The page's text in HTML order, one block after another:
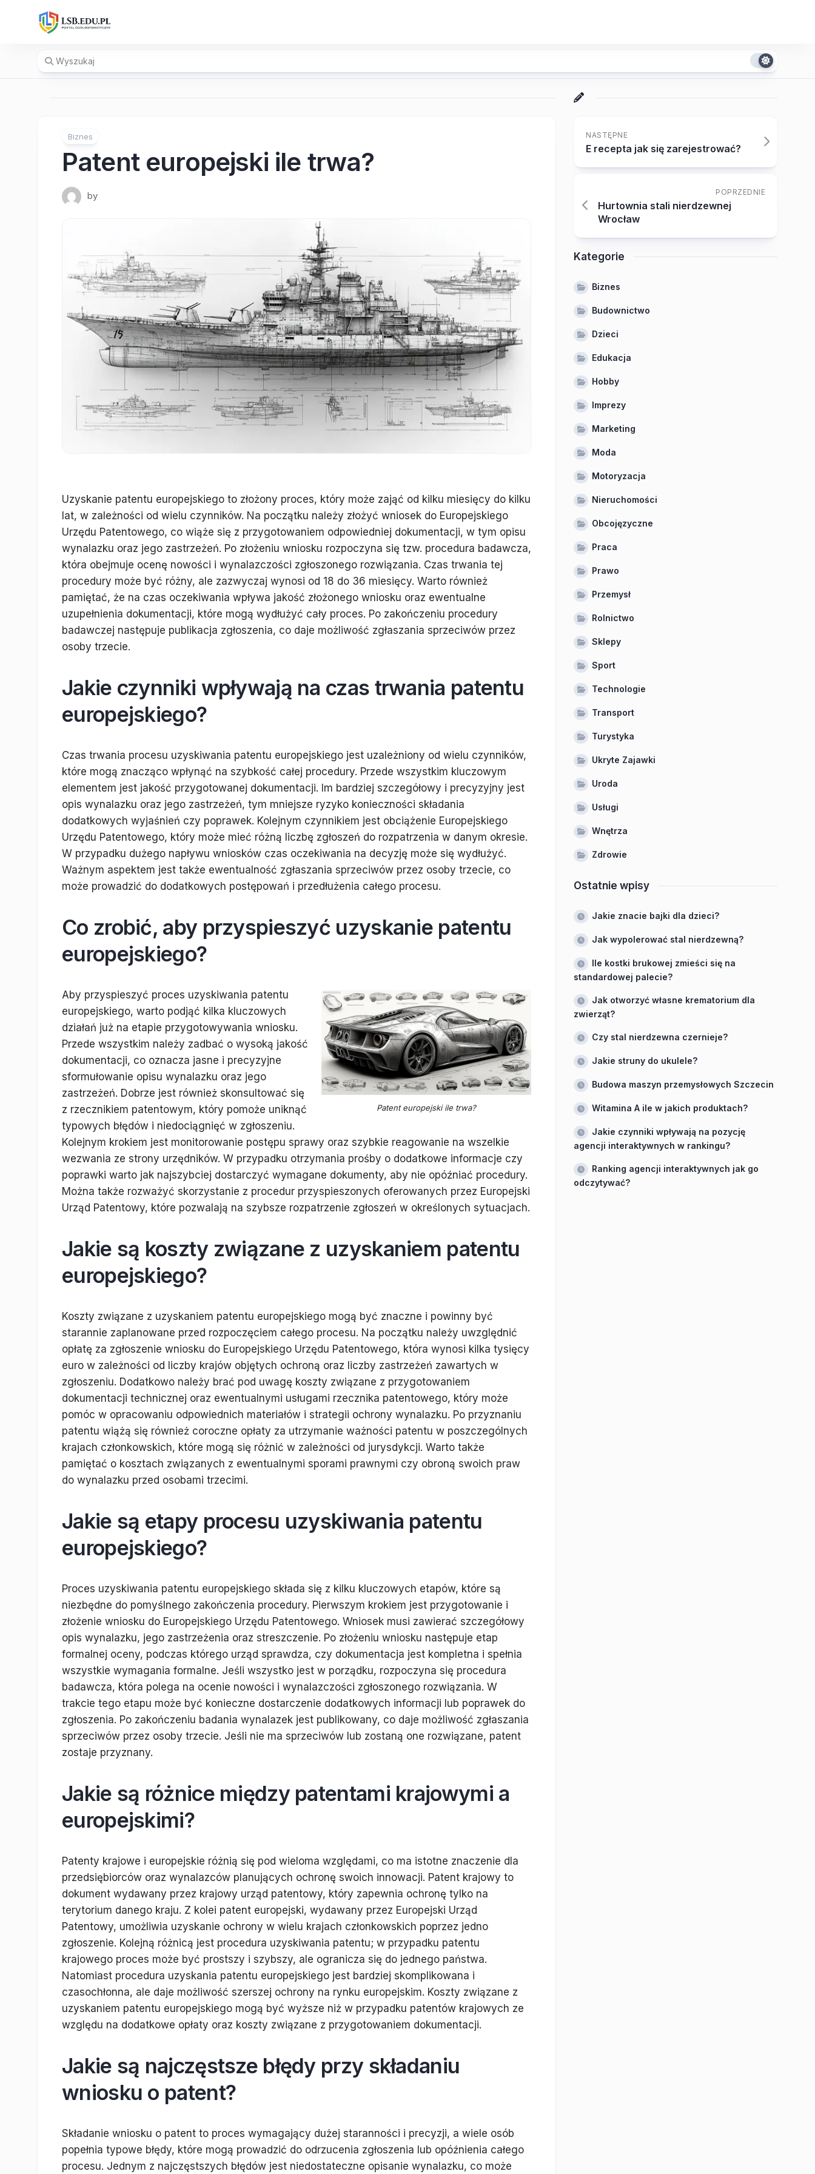
Biznes
Patent europejski ile trwa?
by
Uzyskanie patentu europejskiego to złożony proces, który może zająć od kilku miesięcy do kilku
lat, w zależności od wielu czynników. Na początku należy złożyć wniosek do Europejskiego
Urzędu Patentowego, co wiąże się z przygotowaniem odpowiedniej dokumentacji, w tym opisu
wynalazku oraz jego zastrzeżeń. Po złożeniu wniosku rozpoczyna się tzw. procedura badawcza,
która obejmuje ocenę nowości i wynalazczości zgłoszonego rozwiązania. Czas trwania tej
procedury może być różny, ale zazwyczaj wynosi od 18 do 36 miesięcy. Warto również
pamiętać, że na czas oczekiwania wpływa jakość złożonego wniosku oraz ewentualne
uzupełnienia dokumentacji, które mogą wydłużyć cały proces. Po zakończeniu procedury
badawczej następuje publikacja zgłoszenia, co daje możliwość zgłaszania sprzeciwów przez
osoby trzecie.
Jakie czynniki wpływają na czas trwania patentu
europejskiego?
Czas trwania procesu uzyskiwania patentu europejskiego jest uzależniony od wielu czynników,
które mogą znacząco wpłynąć na szybkość całej procedury. Przede wszystkim kluczowym
elementem jest jakość przygotowanej dokumentacji. Im bardziej szczegółowy i precyzyjny jest
opis wynalazku oraz jego zastrzeżeń, tym mniejsze ryzyko konieczności składania
dodatkowych wyjaśnień czy poprawek. Kolejnym czynnikiem jest obciążenie Europejskiego
Urzędu Patentowego, który może mieć różną liczbę zgłoszeń do rozpatrzenia w danym okresie.
W przypadku dużego napływu wniosków czas oczekiwania na decyzję może się wydłużyć.
Ważnym aspektem jest także ewentualność zgłaszania sprzeciwów przez osoby trzecie, co
może prowadzić do dodatkowych postępowań i przedłużenia całego procesu.
Co zrobić, aby przyspieszyć uzyskanie patentu
europejskiego?
Patent europejski ile trwa?
Aby przyspieszyć proces uzyskiwania patentu
europejskiego, warto podjąć kilka kluczowych
działań już na etapie przygotowywania wniosku.
Przede wszystkim należy zadbać o wysoką jakość
dokumentacji, co oznacza jasne i precyzyjne
sformułowanie opisu wynalazku oraz jego
zastrzeżeń. Dobrze jest również skonsultować się
z rzecznikiem patentowym, który pomoże uniknąć
typowych błędów i niedociągnięć w zgłoszeniu.
Kolejnym krokiem jest monitorowanie postępu sprawy oraz szybkie reagowanie na wszelkie
wezwania ze strony urzędników. W przypadku otrzymania prośby o dodatkowe informacje czy
poprawki warto jak najszybciej dostarczyć wymagane dokumenty, aby nie opóźniać procedury.
Można także rozważyć skorzystanie z procedur przyspieszonych oferowanych przez Europejski
Urząd Patentowy, które pozwalają na szybsze rozpatrzenie zgłoszeń w określonych sytuacjach.
Jakie są koszty związane z uzyskaniem patentu
europejskiego?
Koszty związane z uzyskaniem patentu europejskiego mogą być znaczne i powinny być
starannie zaplanowane przed rozpoczęciem całego procesu. Na początku należy uwzględnić
opłatę za zgłoszenie wniosku do Europejskiego Urzędu Patentowego, która wynosi kilka tysięcy
euro w zależności od liczby krajów objętych ochroną oraz liczby zastrzeżeń zawartych w
zgłoszeniu. Dodatkowo należy brać pod uwagę koszty związane z przygotowaniem
dokumentacji technicznej oraz ewentualnymi usługami rzecznika patentowego, który może
pomóc w opracowaniu odpowiednich materiałów i strategii ochrony wynalazku. Po przyznaniu
patentu wiążą się również coroczne opłaty za utrzymanie ważności patentu w poszczególnych
krajach członkowskich, które mogą się różnić w zależności od jurysdykcji. Warto także
pamiętać o kosztach związanych z ewentualnymi sporami prawnymi czy obroną swoich praw
do wynalazku przed osobami trzecimi.
Jakie są etapy procesu uzyskiwania patentu
europejskiego?
Proces uzyskiwania patentu europejskiego składa się z kilku kluczowych etapów, które są
niezbędne do pomyślnego zakończenia procedury. Pierwszym krokiem jest przygotowanie i
złożenie wniosku do Europejskiego Urzędu Patentowego. Wniosek musi zawierać szczegółowy
opis wynalazku, jego zastrzeżenia oraz streszczenie. Po złożeniu wniosku następuje etap
formalnej oceny, podczas którego urząd sprawdza, czy dokumentacja jest kompletna i spełnia
wszystkie wymagania formalne. Jeśli wszystko jest w porządku, rozpoczyna się procedura
badawcza, która polega na ocenie nowości i wynalazczości zgłoszonego rozwiązania. W
trakcie tego etapu może być konieczne dostarczenie dodatkowych informacji lub poprawek do
zgłoszenia. Po zakończeniu badania wynalazek jest publikowany, co daje możliwość zgłaszania
sprzeciwów przez osoby trzecie. Jeśli nie ma sprzeciwów lub zostaną one rozwiązane, patent
zostaje przyznany.
Jakie są różnice między patentami krajowymi a
europejskimi?
Patenty krajowe i europejskie różnią się pod wieloma względami, co ma istotne znaczenie dla
przedsiębiorców oraz wynalazców planujących ochronę swoich innowacji. Patent krajowy to
dokument wydawany przez krajowy urząd patentowy, który zapewnia ochronę tylko na
terytorium danego kraju. Z kolei patent europejski, wydawany przez Europejski Urząd
Patentowy, umożliwia uzyskanie ochrony w wielu krajach członkowskich poprzez jedno
zgłoszenie. Kolejną różnicą jest procedura uzyskiwania patentu; w przypadku patentu
krajowego proces może być prostszy i szybszy, ale ogranicza się do jednego państwa.
Natomiast procedura uzyskania patentu europejskiego jest bardziej skomplikowana i
czasochłonna, ale daje możliwość szerszej ochrony na rynku europejskim. Koszty związane z
uzyskaniem patentu europejskiego mogą być wyższe niż w przypadku patentów krajowych ze
względu na dodatkowe opłaty oraz koszty związane z przygotowaniem dokumentacji.
Jakie są najczęstsze błędy przy składaniu
wniosku o patent?
Składanie wniosku o patent to proces wymagający dużej staranności i precyzji, a wiele osób
popełnia typowe błędy, które mogą prowadzić do odrzucenia zgłoszenia lub opóźnienia całego
procesu. Jednym z najczęstszych błędów jest niedostateczne opisanie wynalazku, co może
NASTĘPNE
E recepta jak się zarejestrować?
POPRZEDNIE
Hurtownia stali nierdzewnej
Wrocław
Kategorie
Biznes
Budownictwo
Dzieci
Edukacja
Hobby
Imprezy
Marketing
Moda
Motoryzacja
Nieruchomości
Obcojęzyczne
Praca
Prawo
Przemysł
Rolnictwo
Sklepy
Sport
Technologie
Transport
Turystyka
Ukryte Zajawki
Uroda
Usługi
Wnętrza
Zdrowie
Ostatnie wpisy
Jakie znacie bajki dla dzieci?
Jak wypolerować stal nierdzewną?
Ile kostki brukowej zmieści się na
standardowej palecie?
Jak otworzyć własne krematorium dla
zwierząt?
Czy stal nierdzewna czernieje?
Jakie struny do ukulele?
Budowa maszyn przemysłowych Szczecin
Witamina A ile w jakich produktach?
Jakie czynniki wpływają na pozycję
agencji interaktywnych w rankingu?
Ranking agencji interaktywnych jak go
odczytywać?